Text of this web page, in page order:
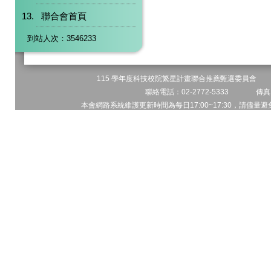
聯合會首頁
到站人次：3546233
115 學年度科技校院繁星計畫聯合推薦甄選委員會
聯絡電話：02-2772-5333 傳
本會網路系統維護更新時間為每日17:00~17:30，請儘量